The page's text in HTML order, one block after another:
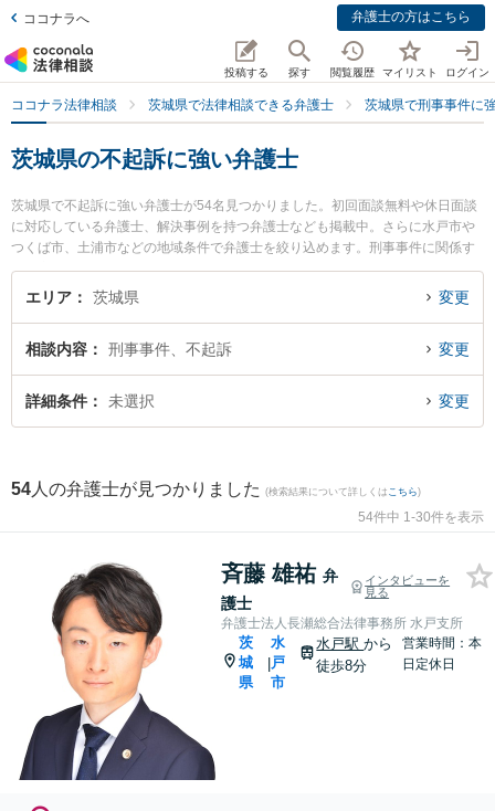
ココナラへ 弁護士の方はこちら
投稿する 探す 閲覧履歴 マイリスト ログイン
ココナラ法律相談 茨城県で法律相談できる弁護士 茨城県で刑事事件に
茨城県の不起訴に強い弁護士
茨城県で不起訴に強い弁護士が54名見つかりました。初回面談無料や休日面談
に対応している弁護士、解決事例を持つ弁護士なども掲載中。さらに水戸市や
つくば市、土浦市などの地域条件で弁護士を絞り込めます。刑事事件に関係す
る加害者側や少年事件、再犯・前科あり等の細かな分野での絞り込み検索もで
き便利です。特に弁護士法人長瀬総合法律事務所 水戸支所の斉藤 雄祐弁護士や
城県で土日や夜間に発生した不起訴のトラブルを今すぐに弁護士に相談した
い』『不起訴のトラブル解決の実績豊富な近くの弁護士を検索したい』『初回
相談無料で不起訴を法律相談できる茨城県内の弁護士に相談予約したい』など
エリア 茨城県 変更
相談内容 刑事事件、不起訴 変更
詳細条件 未選択 変更
54 人の弁護士が見つかりました (検索結果について詳しくは こちら)
54件中 1-30件を表示
斉藤 雄祐 弁
護士
インタビューを
見る
弁護士法人長瀬総合法律事務所 水戸支所
茨
城
県
|
水
戸
市
水戸駅から
徒歩8分
営業時間：本
日定休日